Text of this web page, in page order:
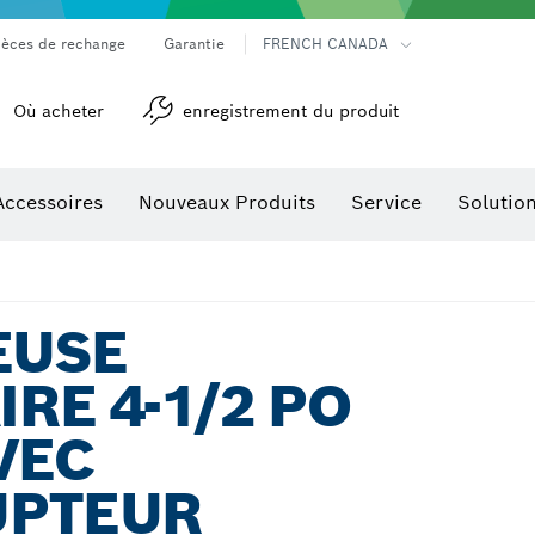
de rechange Garantie FRENCH CANADA
Où acheter enregistrement du produit
Nouveaux Produits Service
4-1/2 PO